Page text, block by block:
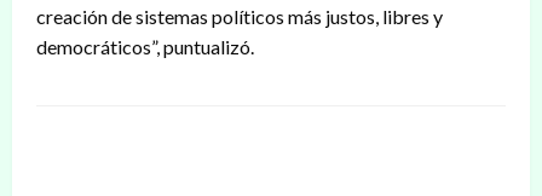
creación de sistemas políticos más justos, libres y
democráticos”, puntualizó.